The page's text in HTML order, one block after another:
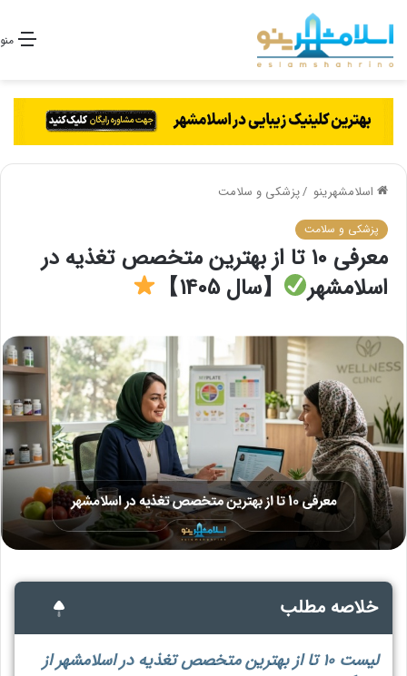
منو
اسلامشهرینو /پزشکی و سلامت
پزشکی و سلامت
معرفی 10 تا از بهترین متخصص تغذیه در
اسلامشهر
【سال 1405】
خلاصه مطلب
لیست 10 تا از بهترین متخصص تغذیه در اسلامشهر از